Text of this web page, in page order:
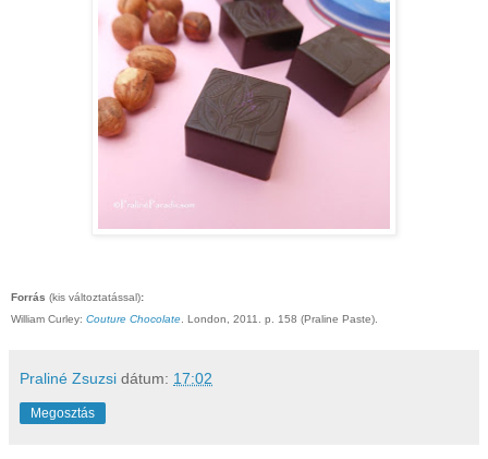
Forrás (kis változtatással):
William Curley: Couture Chocolate . London, 2011. p. 158 (Praline Paste).
Praliné Zsuzsi dátum: 17:02
Megosztás